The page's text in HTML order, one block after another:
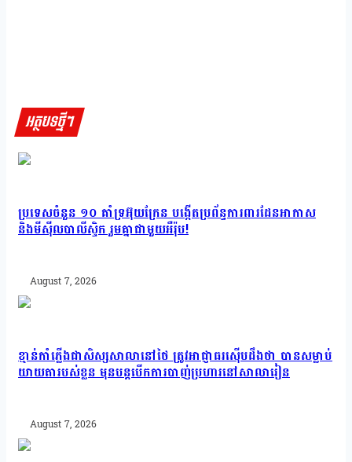
អត្ថបទថ្មីៗ
ប្រទេសចំនួន ១០ គាំទ្រអ៊ុយក្រែន បង្កើតប្រព័ន្ធការពារដែនអាកាស
និងមីស៊ីលបាលីស្ទិក រួមគ្នាជាមួយអឺរ៉ុប!
August 7, 2026
ខ្មាន់កាំភ្លើងជាសិស្សសាលានៅថៃ ត្រូវអាជ្ញាធរស៊ើបដឹងថា បានសម្លាប់
យាយតារបស់ខ្លួន មុនបន្តបើកការបាញ់ប្រហារនៅសាលារៀន
August 7, 2026